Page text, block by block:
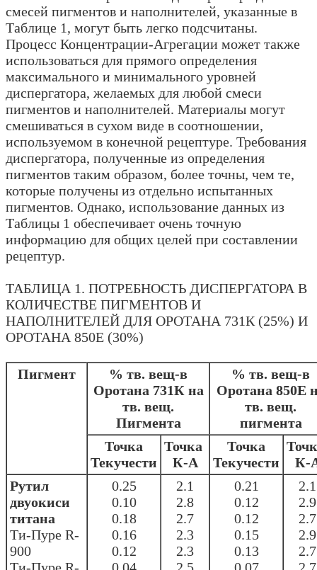
смесей пигментов и наполнителей, указанные в
Таблице 1, могут быть легко подсчитаны.
Процесс Концентрации-Агрегации может также
использоваться для прямого определения
максимального и минимального уровней
диспергатора, желаемых для любой смеси
пигментов и наполнителей. Материалы могут
смешиваться в сухом виде в соотношении,
используемом в конечной рецептуре. Требования
диспергатора, полученные из определения
пигментов таким образом, более точны, чем те,
которые получены из отдельно испытанных
пигментов. Однако, использование данных из
Таблицы 1 обеспечивает очень точную
информацию для общих целей при составлении
рецептур.
ТАБЛИЦА 1. ПОТРЕБНОСТЬ ДИСПЕРГАТОРА В
КОЛИЧЕСТВЕ ПИГМЕНТОВ И
НАПОЛНИТЕЛЕЙ ДЛЯ ОРОТАНА 731К (25%) И
ОРОТАНА 850Е (30%)
Пигмент
% тв. вещ-в
Оротана 731К на
тв. вещ.
Пигмента
% тв. вещ-в
Оротана 850Е
тв. вещ.
пигмента
Точка
Текучести
Точка
К-А
Точка
Текучести
К-
Рутил
двуокиси
титана
Ти-Пуре R-
900
0.25
0.10
0.18
0.16
0.12
2.1
2.8
2.7
2.3
2.3
0.21
0.12
0.12
0.15
0.13
2.1
2.9
2.7
2.9
2.7